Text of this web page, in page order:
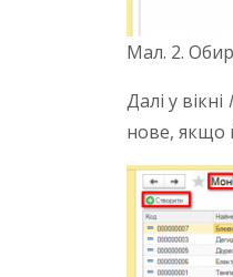
Мал. 2.
Далі у вікні
нове, якщо